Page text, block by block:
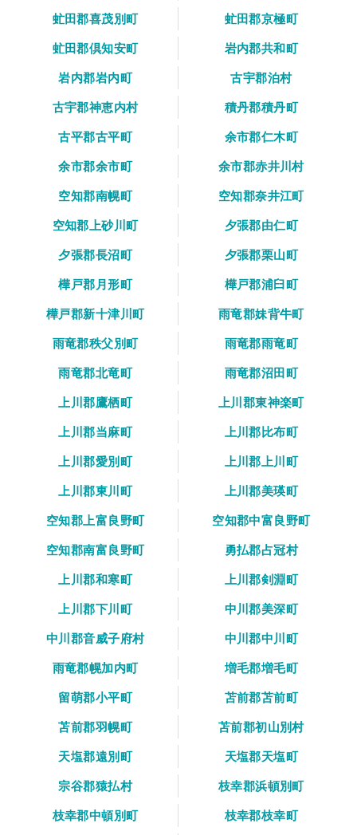
虻田郡喜茂別町
虻田郡京極町
虻田郡倶知安町
岩内郡共和町
岩内郡岩内町
古宇郡泊村
古宇郡神恵内村
積丹郡積丹町
古平郡古平町
余市郡仁木町
余市郡余市町
余市郡赤井川村
空知郡南幌町
空知郡奈井江町
空知郡上砂川町
夕張郡由仁町
夕張郡長沼町
夕張郡栗山町
樺戸郡月形町
樺戸郡浦臼町
樺戸郡新十津川町
雨竜郡妹背牛町
雨竜郡秩父別町
雨竜郡雨竜町
雨竜郡北竜町
雨竜郡沼田町
上川郡鷹栖町
上川郡東神楽町
上川郡当麻町
上川郡比布町
上川郡愛別町
上川郡上川町
上川郡東川町
上川郡美瑛町
空知郡上富良野町
空知郡中富良野町
空知郡南富良野町
勇払郡占冠村
上川郡和寒町
上川郡剣淵町
上川郡下川町
中川郡美深町
中川郡音威子府村
中川郡中川町
雨竜郡幌加内町
増毛郡増毛町
留萌郡小平町
苫前郡苫前町
苫前郡羽幌町
苫前郡初山別村
天塩郡遠別町
天塩郡天塩町
宗谷郡猿払村
枝幸郡浜頓別町
枝幸郡中頓別町
枝幸郡枝幸町